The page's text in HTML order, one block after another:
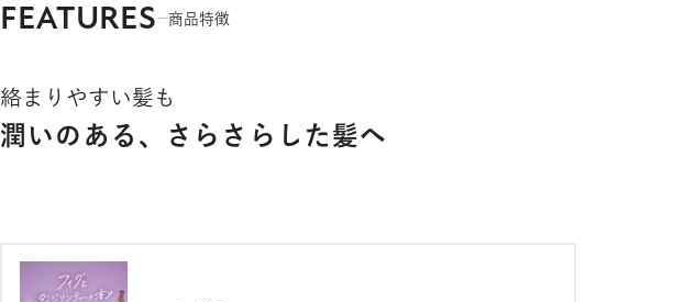
FEATURES 商品特徴
絡まりやすい髪も
潤いのある、さらさらした髪へ